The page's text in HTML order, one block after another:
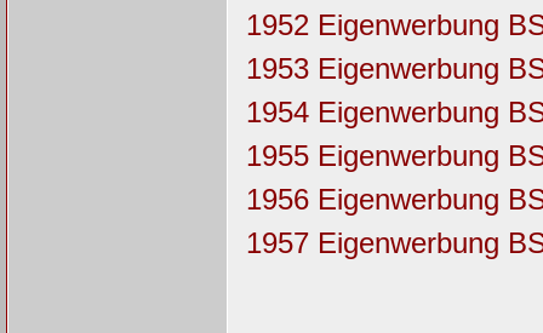
1952 Eigenwerbung
1953 Eigenwerbung
1954 Eigenwerbung
1955 Eigenwerbung
1956 Eigenwerbung
1957 Eigenwerbung